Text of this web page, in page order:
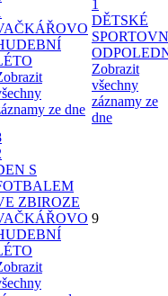
ze dne
1
DĚTSKÉ
Zobrazit
všechny
záznamy ze
dne
S
ZBIROZE
9